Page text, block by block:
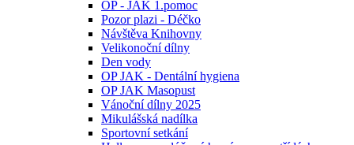
OP - JAK 1.pomoc
Pozor plazi - Déčko
Návštěva Knihovny
Velikonoční dílny
Den vody
OP JAK - Dentální hygiena
OP JAK Masopust
Vánoční dílny 2025
Mikulášská nadílka
Sportovní setkání